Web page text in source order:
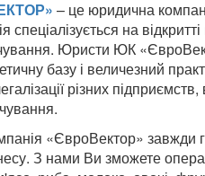
– це юридична
на
Юристи ЮК
базу і величезний
різних
«ЄвроВектор» завжди
З нами Ви зможете